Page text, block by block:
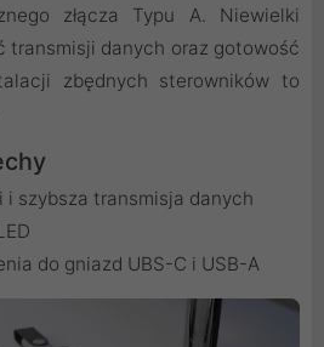
złącza Typu A. Niewielki
transmisji danych oraz gotowość
zbędnych sterowników to
i szybsza transmisja danych
do gniazd UBS-C i USB-A